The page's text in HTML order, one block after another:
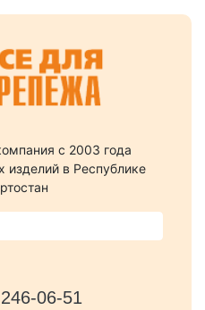
c 2003 года
в Республике
06-51